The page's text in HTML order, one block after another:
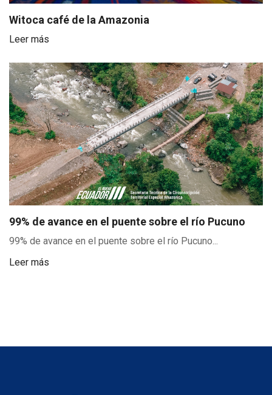
Witoca café de la Amazonia
Leer más
99% de avance en el puente sobre el río Pucuno
99% de avance en el puente sobre el río Pucuno...
Leer más